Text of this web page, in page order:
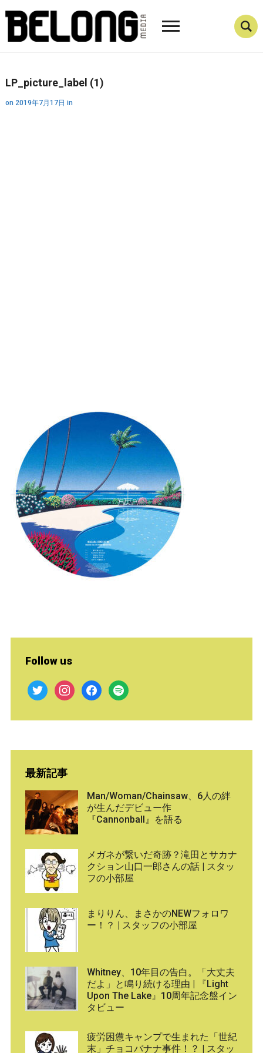
LP_picture_label (1)
on 2019年7月17日 in
Follow us
twitter instagramfacebook
spotify
最新記事
Man/Woman/Chainsaw、6人の絆
が生んだデビュー作
『Cannonball』を語る
メガネが繋いだ奇跡？滝田とサカナ
クション山口一郎さんの話 | スタッ
フの小部屋
まりりん、まさかのNEWフォロワ
ー！？ | スタッフの小部屋
Whitney、10年目の告白。「大丈夫
だよ」と鳴り続ける理由 | 『Light
Upon The Lake』10周年記念盤イン
タビュー
疲労困憊キャンプで生まれた「世紀
末」チョコバナナ事件！？ | スタッ